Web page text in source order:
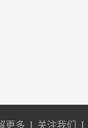
更多 关注我们